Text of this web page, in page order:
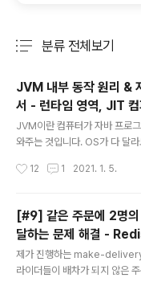
분류 전체보기
JVM 내부 동작 원리 &
서 - 런타임 영역, JIT 컴
JVM이란 컴퓨터가 자바 프로
와주는 것입니다. OS가 다 달
에 의존적이지 않고 JVM에서
일하면 자바 컴파일러가 컴파
트코드)로 만듭니다. 2. 위 명
s라는 클래스파일이 생깁니
hello.class를 Java 프로그램
다. 이 실행되는 순간 JVM이 동
12 1 2021. 1. 5.
[#9] 같은 주문에 2명의
달하는 문제 해결 -
이용하여 데이터
제가 진행하는 make-
라이더들이 배차가 되지 않은